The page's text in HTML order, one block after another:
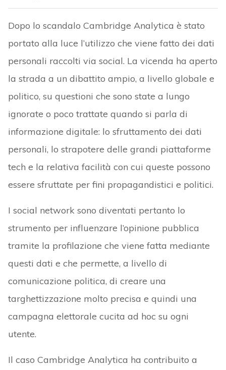
Dopo lo scandalo Cambridge Analytica è stato
portato alla luce l’utilizzo che viene fatto dei dati
personali raccolti via social. La vicenda ha aperto
la strada a un dibattito ampio, a livello globale e
politico, su questioni che sono state a lungo
ignorate o poco trattate quando si parla di
informazione digitale: lo sfruttamento dei dati
personali, lo strapotere delle grandi piattaforme
tech e la relativa facilità con cui queste possono
essere sfruttate per fini propagandistici e politici.
I social network sono diventati pertanto lo
strumento per influenzare l’opinione pubblica
tramite la profilazione che viene fatta mediante
questi dati e che permette, a livello di
comunicazione politica, di creare una
targhettizzazione molto precisa e quindi una
campagna elettorale cucita ad hoc su ogni
utente.
Il caso Cambridge Analytica ha contribuito a